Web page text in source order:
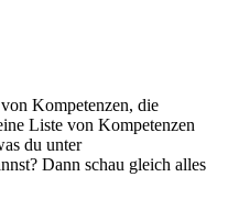
Kompetenzen, die
Liste von Kompetenzen
du unter
Dann schau gleich alles